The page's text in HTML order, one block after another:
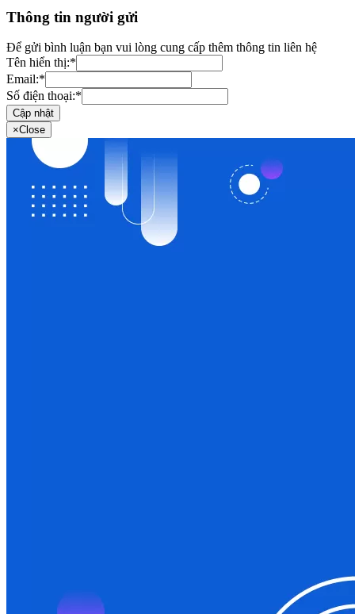
Thông tin người gửi
Để gửi bình luận bạn vui lòng cung cấp thêm thông tin liên hệ
Tên hiển thị:*
Email:*
Số điện thoại:*
Cập nhật
×Close